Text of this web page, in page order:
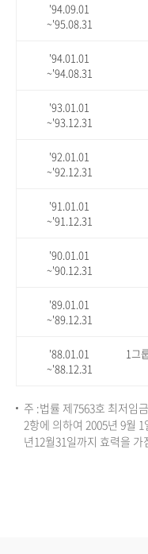
'94.09.01
~'95.08.31
'94.01.01
~'94.08.31
'93.01.01
~'93.12.31
'92.01.01
~'92.12.31
'91.01.01
~'91.12.31
'90.01.01
~'90.12.31
'89.01.01
~'89.12.31
'88.01.01
~'88.12.31
1그
주 :법률 제7563호 최저임
2항에 의하여 2005년 9월
년12월31일까지 효력을 가